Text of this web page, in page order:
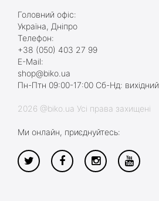
Головний офіс:
Україна, Дніпро
Телефон:
+38 (050) 403 27 99
E-Mail:
shop@biko.ua
Пн-Птн 09:00-17:00 Сб-Нд: вихідний
2026 @biko.ua Усі права захищені
Ми онлайн, приєднуйтесь: